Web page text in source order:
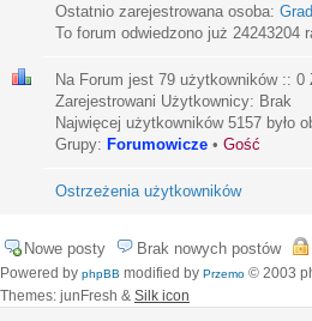
Ostatnio zarejestrowana osoba:
To forum odwiedzono już 24243204
Na Forum jest 79 użytkowników :: 0
Zarejestrowani Użytkownicy: Brak
Najwięcej użytkowników 5157 było
Grupy: Forumowicze • Gość
Ostrzeżenia użytkowników
Nowe posty Brak nowych postów
Powered by phpBB modified by Przemo © 2003
Themes: junFresh & Silk icon